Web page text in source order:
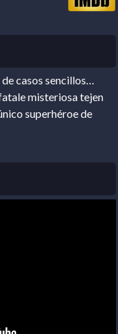
casos sencillos…
misteriosa tejen
superhéroe de